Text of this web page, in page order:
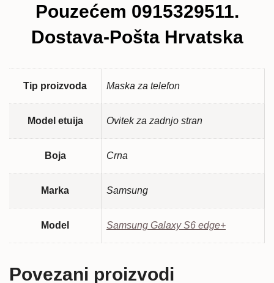
Pouzećem 0915329511.
Dostava-Pošta Hrvatska
Tip proizvoda Maska za telefon
Model etuija Ovitek za zadnjo stran
Boja Crna
Marka Samsung
Model Samsung Galaxy S6 edge+
Povezani proizvodi